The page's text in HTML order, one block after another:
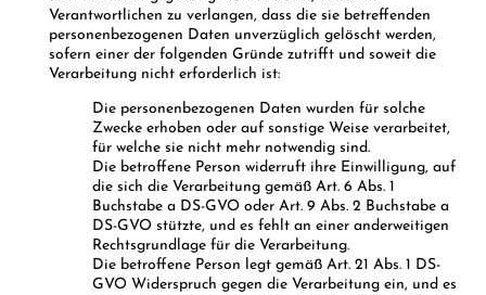
Verantwortlichen zu verlangen, dass die sie betreffenden
personenbezogenen Daten unverzüglich gelöscht werden,
sofern einer der folgenden Gründe zutrifft und soweit die
Verarbeitung nicht erforderlich ist:
Die personenbezogenen Daten wurden für solche
Zwecke erhoben oder auf sonstige Weise verarbeitet,
für welche sie nicht mehr notwendig sind.
Die betroffene Person widerruft ihre Einwilligung, auf
die sich die Verarbeitung gemäß Art. 6 Abs. 1
Buchstabe a DS-GVO oder Art. 9 Abs. 2 Buchstabe a
DS-GVO stützte, und es fehlt an einer anderweitigen
Rechtsgrundlage für die Verarbeitung.
Die betroffene Person legt gemäß Art. 21 Abs. 1 DS-
GVO Widerspruch gegen die Verarbeitung ein, und es